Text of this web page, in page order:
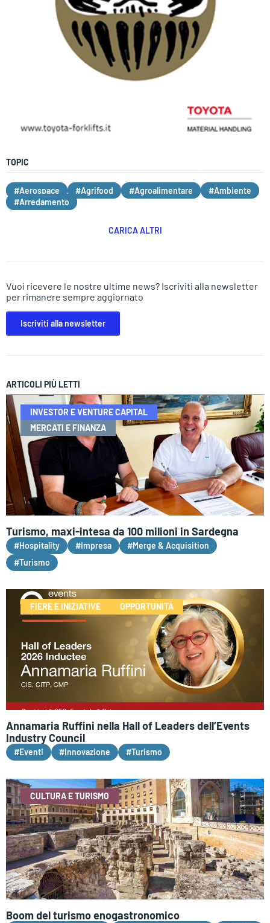
TOPIC
#Aerospace #Agrifood #Agroalimentare
#Ambiente
#Arredamento
CARICA ALTRI
Vuoi ricevere le nostre ultime news? Iscriviti alla newsletter
per rimanere sempre aggiornato
Iscriviti alla newsletter
ARTICOLI PIÙ LETTI
INVESTOR E VENTURE CAPITAL
MERCATI E FINANZA
Turismo, maxi-intesa da 100 milioni in Sardegna
#Hospitality #Impresa
#Merge & Acquisition
#Turismo
FIERE E INIZIATIVE OPPORTUNITÀ
Annamaria Ruffini nella Hall of Leaders dell’Events
Industry Council
#Eventi #Innovazione #Turismo
CULTURA E TURISMO
Boom del turismo enogastronomico